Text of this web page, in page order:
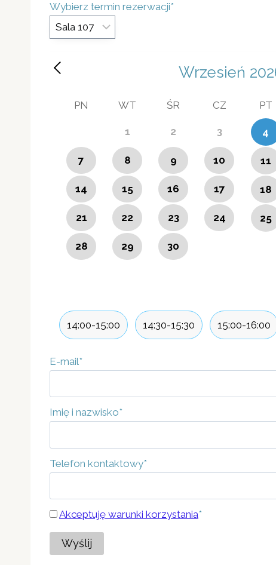
Wybierz termin rezerwacji*
Wrzesień
PN WT ŚR CZ PT
1 2 3 4
7 8 9 10 11
14 15 16 17 18
21 22 23 24 25
28 29 30
14:00-15:00 14:30-15:30 15:00-16:00
E-mail*
Imię i nazwisko*
Telefon kontaktowy*
Akceptuję warunki korzystania*
Wyślij